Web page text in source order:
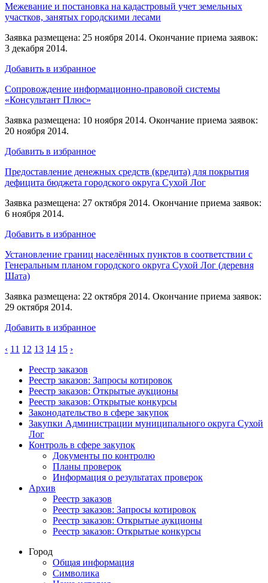
Межевание и постановка на кадастровый учет земельных
участков, занятых городскими лесами
Заявка размещена: 25 ноября 2014. Окончание приема заявок:
3 декабря 2014.
Добавить в избранное
Сопровождение информационно-правовой системы
«Консультант Плюс»
Заявка размещена: 10 ноября 2014. Окончание приема заявок:
20 ноября 2014.
Добавить в избранное
Предоставление денежных средств (кредита) для покрытия
дефицита бюджета городского округа Сухой Лог
Заявка размещена: 27 октября 2014. Окончание приема заявок:
6 ноября 2014.
Добавить в избранное
Установление границ населённых пунктов в соответствии с
Генеральным планом городского округа Сухой Лог (деревня
Шата)
Заявка размещена: 22 октября 2014. Окончание приема заявок:
29 октября 2014.
Добавить в избранное
‹ 11 12 13 14 15 ›
Реестр заказов
Реестр заказов: Запросы котировок
Реестр заказов: Открытые аукционы
Реестр заказов: Открытые конкурсы
Законодательство в сфере закупок
Закупки Администрации муниципального округа Сухой
Лог
Контроль в сфере закупок
Документы по контролю
Планы проверок
Информация о результатах проверок
Архив
Реестр заказов
Реестр заказов: Запросы котировок
Реестр заказов: Открытые аукционы
Реестр заказов: Открытые конкурсы
Город
Общая информация
Символика